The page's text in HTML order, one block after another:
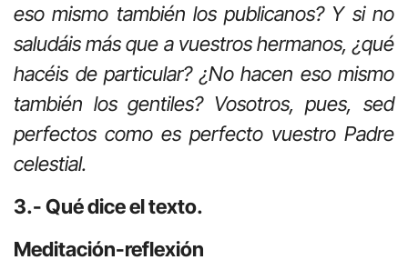
eso mismo también los publicanos? Y si no
saludáis más que a vuestros hermanos, ¿qué
hacéis de particular? ¿No hacen eso mismo
también los gentiles? Vosotros, pues, sed
perfectos como es perfecto vuestro Padre
celestial.
3.- Qué dice el texto.
Meditación-reflexión